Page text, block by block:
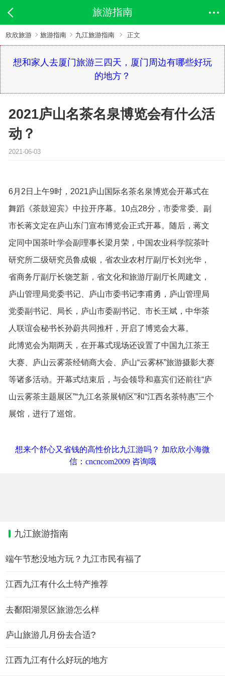
旅游指南
欣欣旅游 旅游指南 九江旅游指南 正文
想和家人去厦门旅游三四天，厦门周边有哪些好玩
的地方？
2021庐山名茶名泉博览会有什么活
动？
2021-06-03
6月2日上午9时，2021庐山国际名茶名泉博览会开幕式在
舞蹈《茶鼓迎宾》中拉开序幕。10点28分，市委常委、副
市长蒋文定在庐山东门宣布博览会正式开幕。随后，蒋文
定同中国茶叶学会副理事长梁月荣，中国农业科学院茶叶
研究所二级研究员鲁成银，省农业农村厅副厅长刘光华，
省商务厅副厅长饶芝新，省文化和旅游厅副厅长周建文，
庐山管理局党委书记、庐山市委书记李甫勇，庐山管理局
党委副书记、局长，庐山市委副书记、市长王斌，中华茶
人联谊会秘书长孙蔚共同推杆，开启了博览会大幕。
此博览会为期两天，在开幕式现场还设置了中国九江茶王
大赛、庐山云雾茶经销商大会、庐山“云雾杯”旅游摄影大赛
等诸多活动。开幕式结束后，与会领导和嘉宾们还前往“庐
山云雾茶主题展区”“九江名茶展销区”和“江西名茶特惠”三个
展馆，进行了巡馆。
想来个舒心又省钱的高性价比九江游吗？ 加欣欣小海微
信：cncncom2009 咨询哦
九江旅游指南
端午节愁没地方玩？九江市民有福了
江西九江有什么土特产推荐
去鄱阳湖景区旅游怎么样
庐山旅游几月份去合适?
江西九江有什么好玩的地方